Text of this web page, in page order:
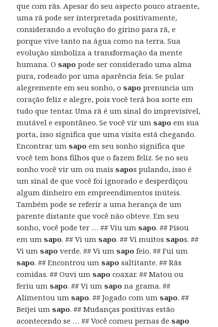
que com rãs. Apesar do seu aspecto pouco atraente,
uma rã pode ser interpretada positivamente,
considerando a evolução do girino para rã, e
porque vive tanto na água como na terra. Sua
evolução simboliza a transformação da mente
humana. Osapo pode ser considerado uma alma
pura, rodeado por uma aparência feia. Se pular
alegremente em seu sonho, osapo prenuncia um
coração feliz e alegre, pois você terá boa sorte em
tudo que tentar. Uma rã é um sinal do imprevisível,
mutável e espontâneo. Se você vir umsapo em sua
porta, isso significa que uma visita está chegando.
Encontrar umsapo em seu sonho significa que
você tem bons filhos que o fazem feliz. Se no seu
sonho você vir um ou maissapos pulando, isso é
um sinal de que você foi ignorado e desperdiçou
algum dinheiro em empreendimentos inúteis.
Também pode se referir a uma herança de um
parente distante que você não obteve. Em seu
sonho, você pode ter … ## Viu umsapo. ## Pisou
em umsapo. ## Vi umsapo. ## Vi muitossapos. ##
Vi umsapo verde. ## Vi umsapo feio. ## Fui um
sapo. ## Encontrou umsapo saltitante. ## Rãs
comidas. ## Ouvi umsapo coaxar. ## Matou ou
feriu umsapo. ## Vi umsapo na grama. ##
Alimentou umsapo. ## Jogado com umsapo. ##
Beijei umsapo. ## Mudanças positivas estão
acontecendo se … ## Você comeu pernas desapo